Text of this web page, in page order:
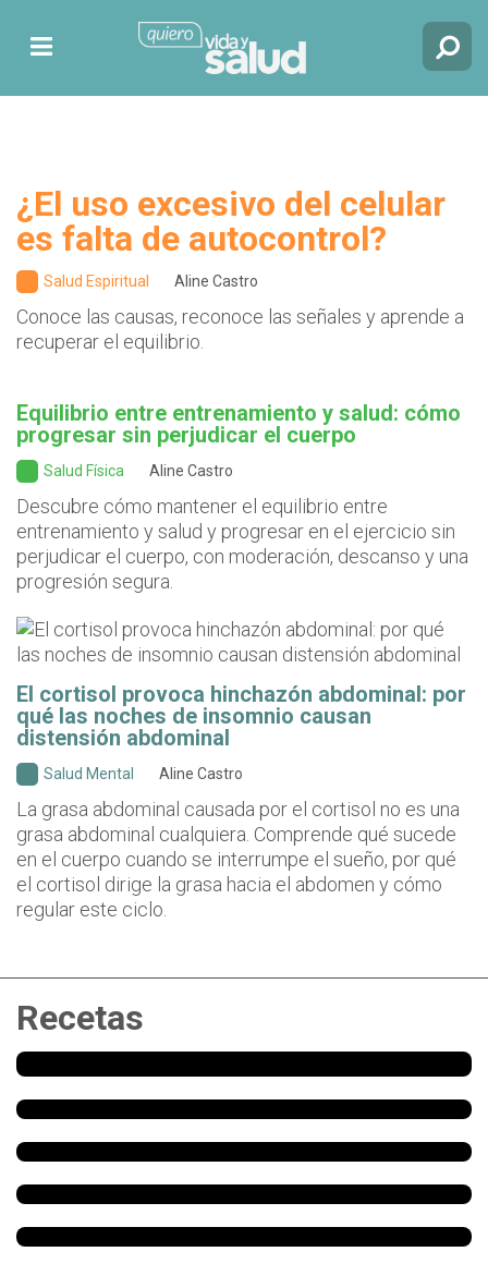
¿El uso excesivo del celular
es falta de autocontrol?
Salud Espiritual Aline Castro
Conoce las causas, reconoce las señales y aprende a
recuperar el equilibrio.
Equilibrio entre entrenamiento y salud: cómo
progresar sin perjudicar el cuerpo
Salud Física Aline Castro
Descubre cómo mantener el equilibrio entre
entrenamiento y salud y progresar en el ejercicio sin
perjudicar el cuerpo, con moderación, descanso y una
progresión segura.
El cortisol provoca hinchazón abdominal: por
qué las noches de insomnio causan
distensión abdominal
Salud Mental Aline Castro
La grasa abdominal causada por el cortisol no es una
grasa abdominal cualquiera. Comprende qué sucede
en el cuerpo cuando se interrumpe el sueño, por qué
el cortisol dirige la grasa hacia el abdomen y cómo
regular este ciclo.
Recetas